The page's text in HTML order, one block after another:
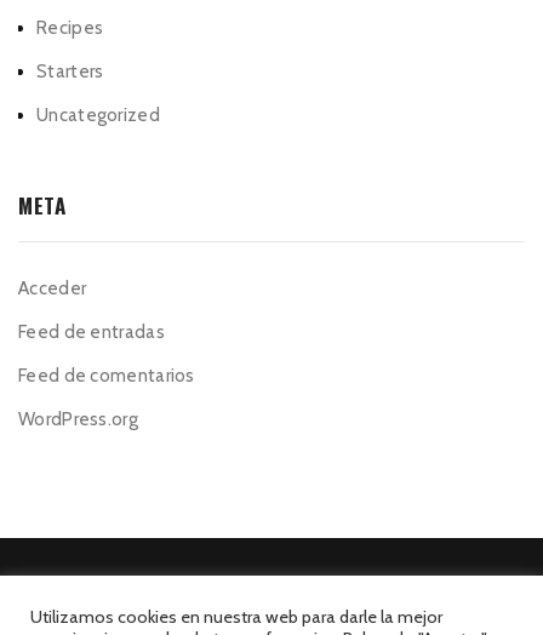
Recipes
Starters
Uncategorized
META
Acceder
Feed de entradas
Feed de comentarios
WordPress.org
Utilizamos cookies en nuestra web para darle la mejor